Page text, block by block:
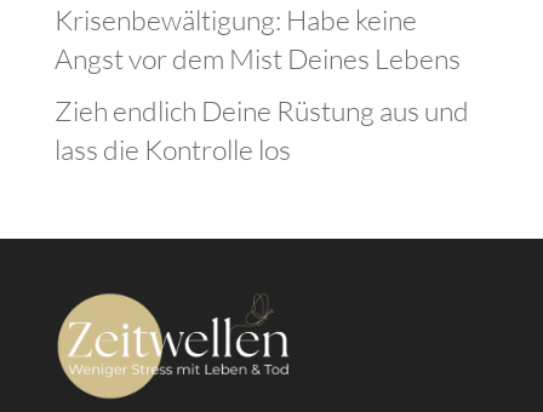
Krisenbewältigung: Habe keine
Angst vor dem Mist Deines Lebens
Zieh endlich Deine Rüstung aus und
lass die Kontrolle los